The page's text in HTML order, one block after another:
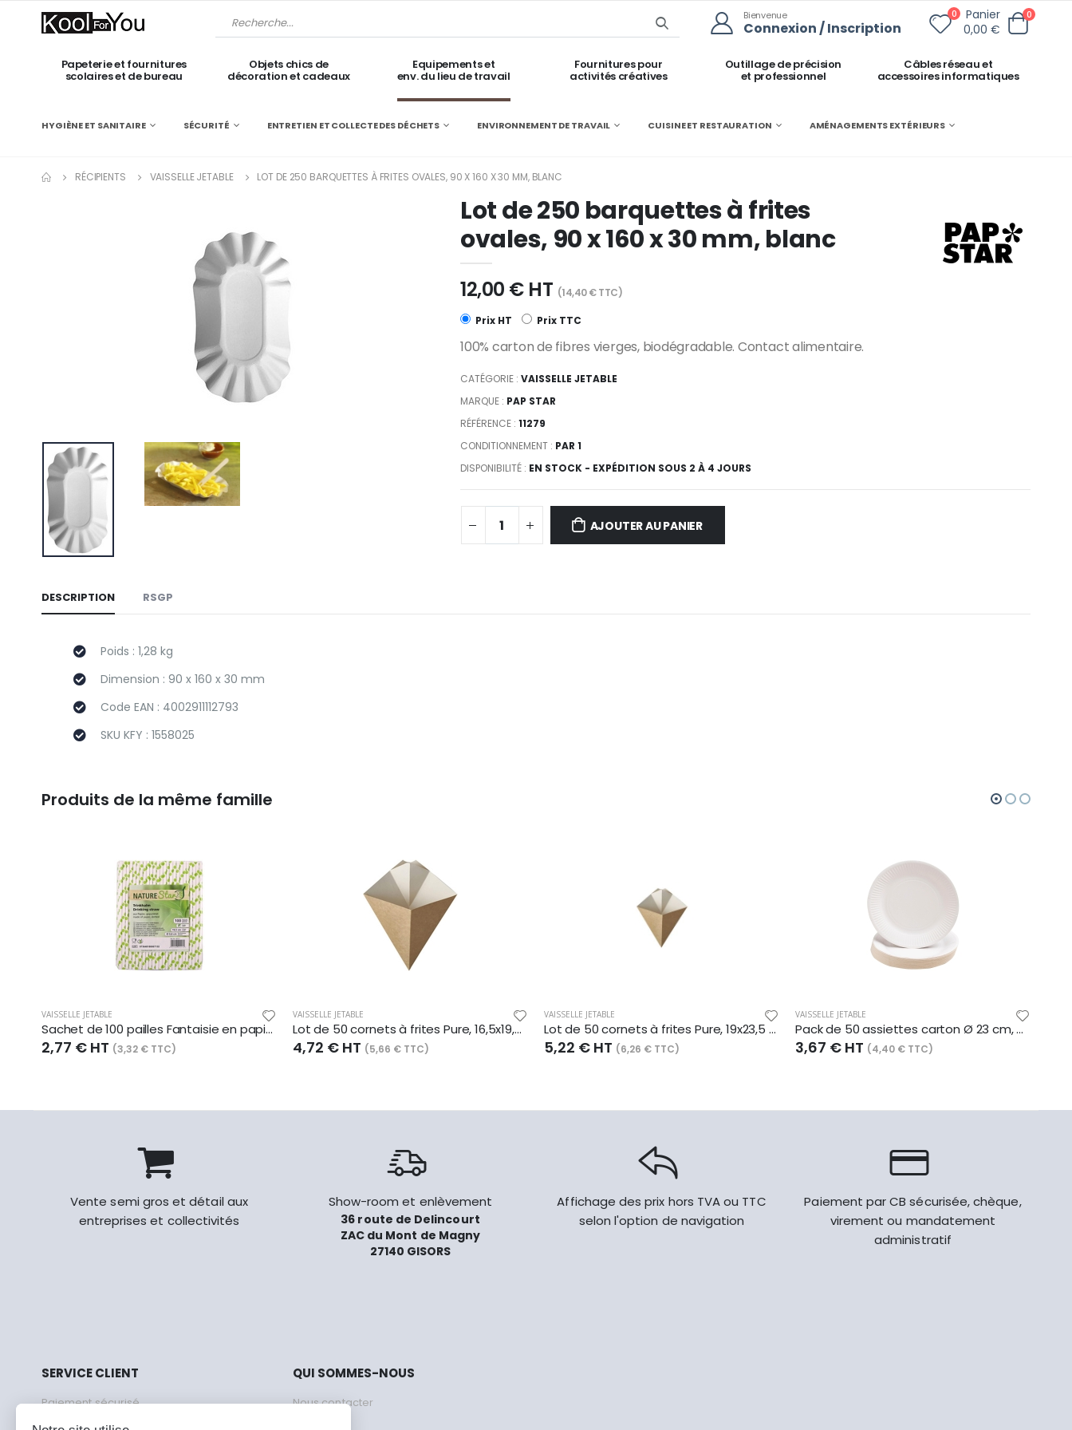
Bienvenue
Connexion / Inscription
0
Panier
0,00 €
0
Papeterie et fournitures
scolaires et de bureau
Objets chics de
décoration et cadeaux
Equipements et
env. du lieu de travail
Fournitures pour
activités créatives
Outillage de précision
et professionnel
Câbles réseau et
accessoires informatiques
HYGIÈNE ET SANITAIRE SÉCURITÉ ENTRETIEN ET COLLECTE DES DÉCHETS ENVIRONNEMENT DE TRAVAIL CUISINE ET RESTAURATION AMÉNAGEMENTS EXTÉRIEURS
RÉCIPIENTS VAISSELLE JETABLE LOT DE 250 BARQUETTES À FRITES OVALES, 90 X 160 X 30 MM, BLANC
Lot de 250 barquettes à frites
ovales, 90 x 160 x 30 mm, blanc
12,00 € HT (14,40 € TTC)
Prix HT Prix TTC
100% carton de fibres vierges, biodégradable. Contact alimentaire.
CATÉGORIE :VAISSELLE JETABLE
MARQUE : PAP STAR
RÉFÉRENCE :11279
CONDITIONNEMENT : PAR 1
DISPONIBILITÉ : EN STOCK - EXPÉDITION SOUS 2 À 4 JOURS
AJOUTER AU PANIER
DESCRIPTION RSGP
Poids : 1,28 kg
Dimension : 90 x 160 x 30 mm
Code EAN : 4002911112793
SKU KFY : 1558025
Produits de la même famille
VAISSELLE JETABLE
Sachet de 100 pailles Fantaisie en papier, long. 197 mm, poids verts / blanc
2,77 € HT (3,32 € TTC)
VAISSELLE JETABLE
Lot de 50 cornets à frites Pure, 16,5x19,5 cm, en carton brun
4,72 € HT (5,66 € TTC)
VAISSELLE JETABLE
Lot de 50 cornets à frites Pure, 19x23,5 cm, en carton brun
5,22 € HT (6,26 € TTC)
VAISSELLE JETABLE
Pack de 50 assiettes carton Ø 23 cm, coloris blanc
3,67 € HT (4,40 € TTC)
Vente semi gros et détail aux
entreprises et collectivités
Show-room et enlèvement
36 route de Delincourt
ZAC du Mont de Magny
27140 GISORS
Affichage des prix hors TVA ou TTC
selon l'option de navigation
Paiement par CB sécurisée, chèque,
virement ou mandatement
administratif
SERVICE CLIENT
Paiement sécurisé
QUI SOMMES-NOUS
Nous contacter